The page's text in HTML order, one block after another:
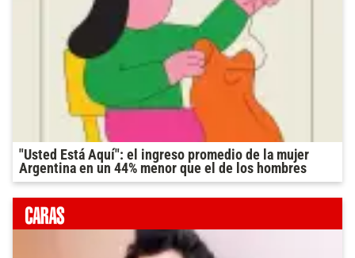
"Usted Está Aquí": el ingreso promedio de la mujer
Argentina en un 44% menor que el de los hombres